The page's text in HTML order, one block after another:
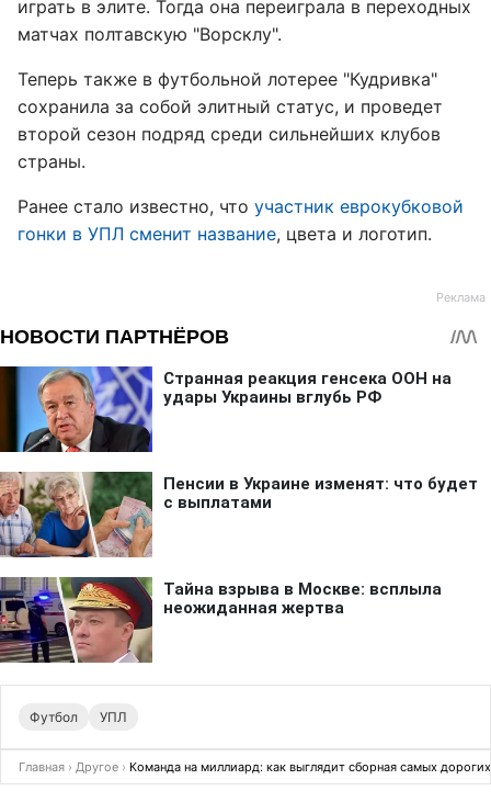
играть в элите. Тогда она переиграла в переходных
матчах полтавскую "Ворсклу".
Теперь также в футбольной лотерее "Кудривка"
сохранила за собой элитный статус, и проведет
второй сезон подряд среди сильнейших клубов
страны.
Ранее стало известно, что участник еврокубковой
гонки в УПЛ сменит название, цвета и логотип.
Футбол УПЛ
Главная › Другое › Команда на миллиард: как выглядит сборная самых